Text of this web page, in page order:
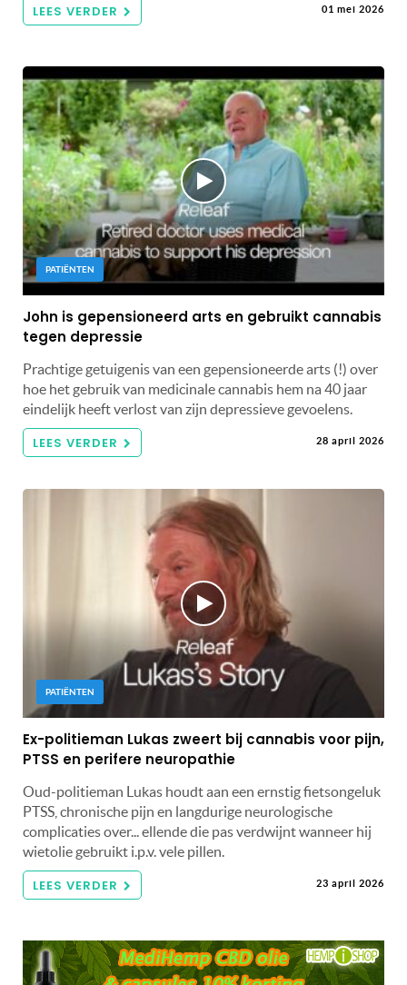
LEES VERDER 01 mei 2026
PATIËNTEN
John is gepensioneerd arts en gebruikt cannabis
tegen depressie
Prachtige getuigenis van een gepensioneerde arts (!) over
hoe het gebruik van medicinale cannabis hem na 40 jaar
eindelijk heeft verlost van zijn depressieve gevoelens.
LEES VERDER 28 april 2026
PATIËNTEN
Ex-politieman Lukas zweert bij cannabis voor pijn,
PTSS en perifere neuropathie
Oud-politieman Lukas houdt aan een ernstig fietsongeluk
PTSS, chronische pijn en langdurige neurologische
complicaties over... ellende die pas verdwijnt wanneer hij
wietolie gebruikt i.p.v. vele pillen.
LEES VERDER 23 april 2026